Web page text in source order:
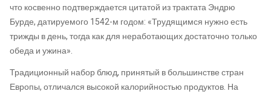
что косвенно подтверждается цитатой из трактата Эндрю
Бурде, датируемого 1542-м годом: «Трудящимся нужно есть
трижды в день, тогда как для неработающих достаточно только
обеда и ужина».
Традиционный набор блюд, принятый в большинстве стран
Европы, отличался высокой калорийностью продуктов. На